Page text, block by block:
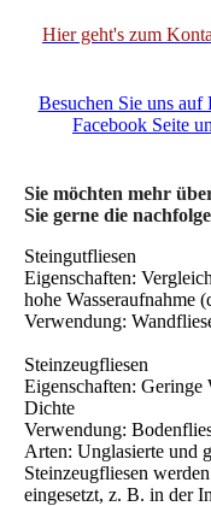
Hier geht's zum
Besuchen Sie uns auf
Facebook Seite
Sie möchten mehr
Sie gerne die
Steingutfliesen
Eigenschaften:
hohe Wasseraufnahme
Verwendung:
Steinzeugfliesen
Eigenschaften: Geringe
Dichte
Verwendung:
Arten: Unglasierte und
Steinzeugfliesen
eingesetzt, z. B. in der